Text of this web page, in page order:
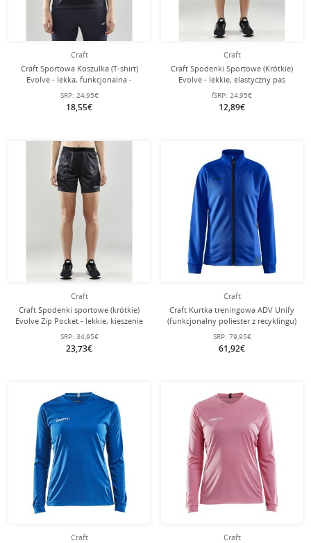
Craft
Craft Sportowa Koszulka (T-shirt)
Evolve - lekka, funkcjonalna -
ciemnoszara Damska
SRP: 24,95€
18,55€
Craft
Craft Spodenki Sportowe (Krótkie)
Evolve - lekkie, elastyczny pas
biodrowy z sznurkiem, bez kieszeni
bocznych - ciemnoszare Damskie
fSRP: 24,95€
12,89€
Craft
Craft Spodenki sportowe (krótkie)
Evolve Zip Pocket - lekkie, kieszenie
na zamek błyskawiczny -
ciemnoszare damskie
SRP: 34,95€
23,73€
Craft
Craft Kurtka treningowa ADV Unify
(funkcjonalny poliester z recyklingu)
kobaltowy damski
SRP: 79,95€
61,92€
Craft
Craft